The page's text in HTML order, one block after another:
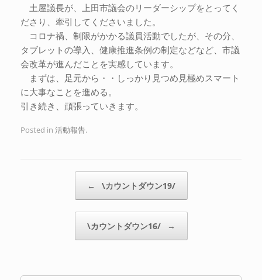
土屋議長が、上田市議会のリーダーシップをとってく
ださり、牽引してくださいました。
コロナ禍、制限がかかる議員活動でしたが、その分、
タブレットの導入、健康推進条例の制定などなど、市議
会改革が進んだことを実感しています。
まずは、足元から・・しっかり見つめ見極めスマート
に大事なことを進める。
引き続き、頑張っていきます。
Posted in 活動報告.
← \カウントダウン19/
\カウントダウン16/ →